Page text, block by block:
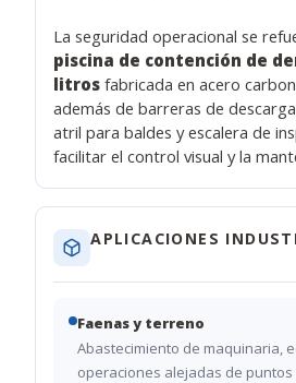
La seguridad operacional se
piscina de contención de
litros fabricada en acero
además de barreras de
atril para baldes y escalera de
facilitar el control visual y la
APLICACIONES
Faenas y terreno
Abastecimiento de maquinaria,
operaciones alejadas de puntos